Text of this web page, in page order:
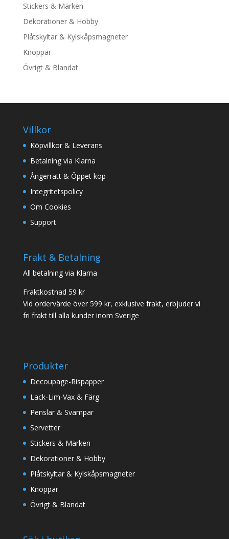
Stickers & Märken
Dekorationer & Hobby
Plåtskyltar & Kylskåpsmagneter
Knoppar
Övrigt & Blandat
Villkor
Köpvillkor & Leverans
Betalning via Klarna
Ångerrätt & Öppet köp
Integritetspolicy
Om Cookies
Support
Frakt & Betalning
All betalning via Klarna
Fraktkostnad 59 kr
Vid ordervärde över 599 kr, exklusive frakt, erbjuder vi
fri frakt till alla kunder inom Sverige
Produkter
Decoupage-Rispapper
Lack-Lim-Vax & Färg
Penslar & Svampar
Servetter
Stickers & Märken
Dekorationer & Hobby
Plåtskyltar & Kylskåpsmagneter
Knoppar
Övrigt & Blandat